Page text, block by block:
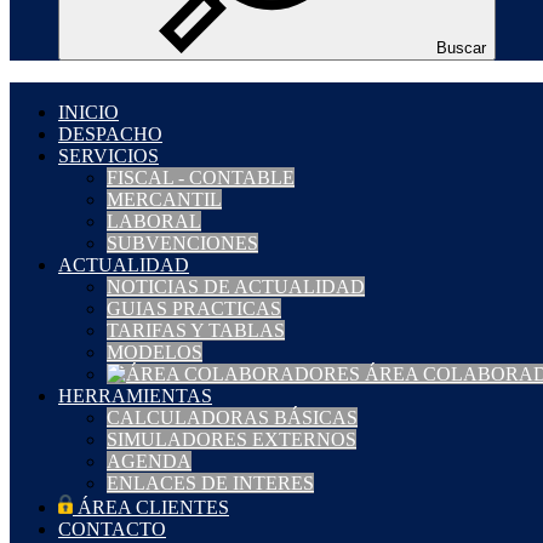
Buscar
INICIO
DESPACHO
SERVICIOS
FISCAL - CONTABLE
MERCANTIL
LABORAL
SUBVENCIONES
ACTUALIDAD
NOTICIAS DE ACTUALIDAD
GUIAS PRACTICAS
TARIFAS Y TABLAS
MODELOS
ÁREA
HERRAMIENTAS
CALCULADORAS BÁSICAS
SIMULADORES EXTERNOS
AGENDA
ENLACES DE INTERES
ÁREA CLIENTES
CONTACTO